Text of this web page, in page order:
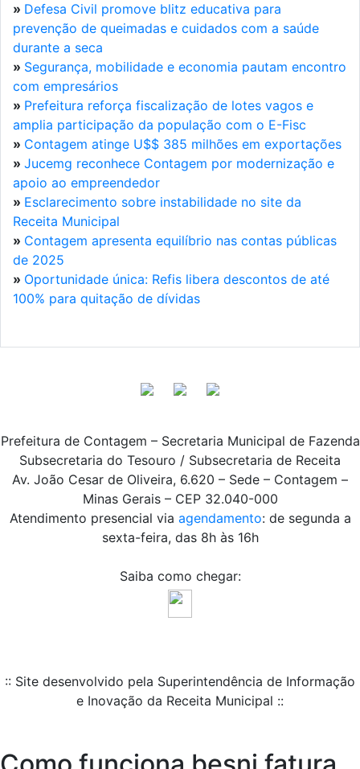
» Defesa Civil promove blitz educativa para
prevenção de queimadas e cuidados com a saúde
durante a seca
» Segurança, mobilidade e economia pautam encontro
com empresários
» Prefeitura reforça fiscalização de lotes vagos e
amplia participação da população com o E-Fisc
» Contagem atinge U$$ 385 milhões em exportações
» Jucemg reconhece Contagem por modernização e
apoio ao empreendedor
» Esclarecimento sobre instabilidade no site da
Receita Municipal
» Contagem apresenta equilíbrio nas contas públicas
de 2025
» Oportunidade única: Refis libera descontos de até
100% para quitação de dívidas
Prefeitura de Contagem – Secretaria Municipal de Fazenda
Subsecretaria do Tesouro / Subsecretaria de Receita
Av. João Cesar de Oliveira, 6.620 – Sede – Contagem –
Minas Gerais – CEP 32.040-000
Atendimento presencial via agendamento: de segunda a
sexta-feira, das 8h às 16h
Saiba como chegar:
:: Site desenvolvido pela Superintendência de Informação
e Inovação da Receita Municipal ::